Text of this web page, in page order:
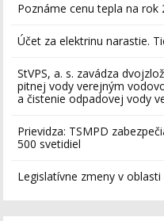
Poznáme cenu tepla na rok
Účet za elektrinu narastie.
StVPS, a. s. zavádza
pitnej vody verejným
a čistenie odpadovej vody
Prievidza: TSMPD
500 svetidiel
Legislatívne zmeny v